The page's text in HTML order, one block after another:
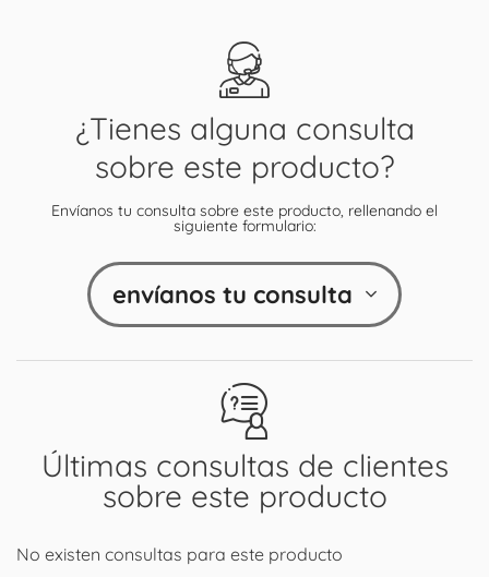
Últimas consultas de clientes
sobre este producto
No existen consultas para este producto
¿Tienes alguna consulta
sobre este producto?
Envíanos tu consulta sobre este producto, rellenando el
siguiente formulario:
envíanos tu consulta